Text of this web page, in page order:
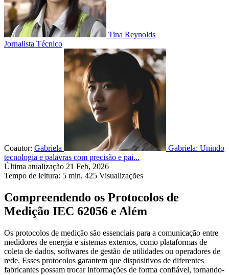
Tina Reynolds
Jornalista Técnico
Coautor: Gabriela
Gabriela: Unindo
tecnologia e palavras com precisão e pai...
Última atualização 21 Feb, 2026
Tempo de leitura: 5 min, 425 Visualizações
Compreendendo os Protocolos de
Medição IEC 62056 e Além
Os protocolos de medição são essenciais para a comunicação entre
medidores de energia e sistemas externos, como plataformas de
coleta de dados, softwares de gestão de utilidades ou operadores de
rede. Esses protocolos garantem que dispositivos de diferentes
fabricantes possam trocar informações de forma confiável, tornando-